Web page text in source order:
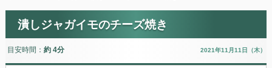
潰しジャガイモのチーズ焼き
目安時間： 約 4分 2021年11月11日（木）